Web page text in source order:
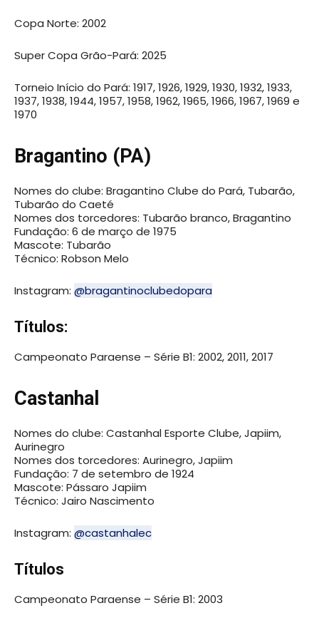
Copa Norte: 2002
Super Copa Grão-Pará: 2025
Torneio Início do Pará: 1917, 1926, 1929, 1930, 1932, 1933,
1937, 1938, 1944, 1957, 1958, 1962, 1965, 1966, 1967, 1969 e
1970
Bragantino (PA)
Nomes do clube: Bragantino Clube do Pará, Tubarão,
Tubarão do Caeté
Nomes dos torcedores: Tubarão branco, Bragantino
Fundação: 6 de março de 1975
Mascote: Tubarão
Técnico: Robson Melo
Instagram: @bragantinoclubedopara
Títulos:
Campeonato Paraense – Série B1: 2002, 2011, 2017
Castanhal
Nomes do clube: Castanhal Esporte Clube, Japiim,
Aurinegro
Nomes dos torcedores: Aurinegro, Japiim
Fundação: 7 de setembro de 1924
Mascote: Pássaro Japiim
Técnico: Jairo Nascimento
Instagram: @castanhalec
Títulos
Campeonato Paraense – Série B1: 2003